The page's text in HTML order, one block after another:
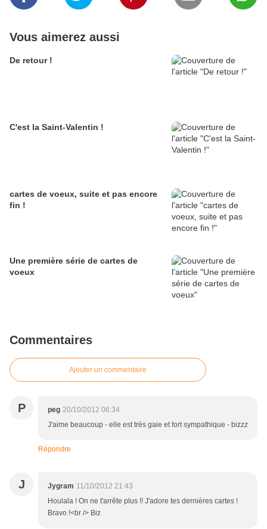
Vous aimerez aussi
De retour !
C'est la Saint-Valentin !
cartes de voeux, suite et pas encore
fin !
Une première série de cartes de
voeux
Commentaires
Ajouter un commentaire
P peg 20/10/2012 06:34
J'aime beaucoup - elle est très gaie et fort sympathique - bizzz
Répondre
J Jygram 11/10/2012 21:43
Houlala ! On ne t'arrête plus !! J'adore tes dernières cartes !
Bravo !<br /> Biz